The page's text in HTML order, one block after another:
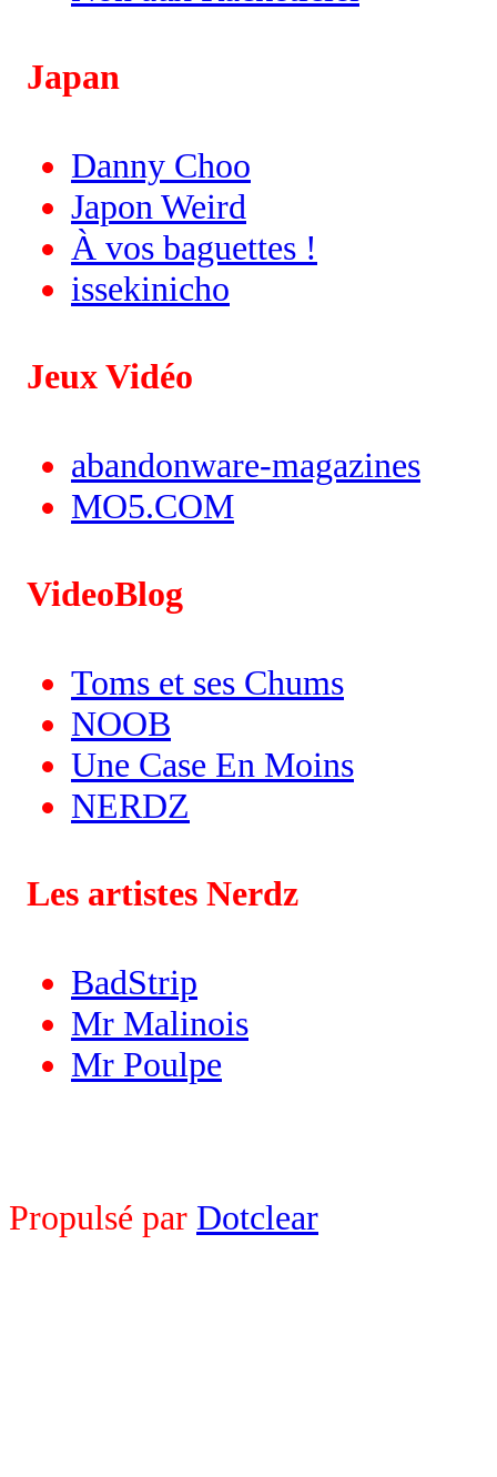
Japan
Danny Choo
Japon Weird
À vos baguettes !
issekinicho
Jeux Vidéo
abandonware-magazines
MO5.COM
VideoBlog
Toms et ses Chums
NOOB
Une Case En Moins
NERDZ
Les artistes Nerdz
BadStrip
Mr Malinois
Mr Poulpe
Propulsé par Dotclear